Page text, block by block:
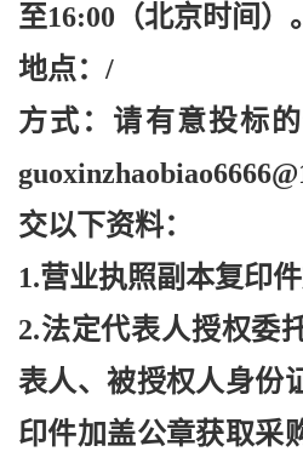
至16:00（北京时间）。
地点： /
方式：请有意投标
交以下资料：
1.营业执照副本复印件
2.法定代表人授权委
表人、被授权人身份
印件加盖公章获取采